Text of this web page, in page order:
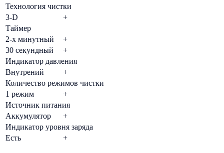
Технология чистки
3-D
+
Таймер
2-х минутный
+
30 секундный
+
Индикатор давления
Внутрений
+
Количество режимов чистки
1 режим
+
Источник питания
Аккумулятор
+
Индикатор уровня заряда
Есть
+